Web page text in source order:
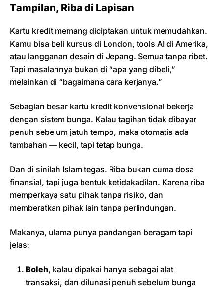
Tampilan, Riba di Lapisan
Kartu kredit memang diciptakan untuk memudahkan.
Kamu bisa beli kursus di London, tools AI di Amerika,
atau langganan desain di Jepang. Semua tanpa ribet.
Tapi masalahnya bukan di “apa yang dibeli,”
melainkan di “bagaimana cara kerjanya.”
Sebagian besar kartu kredit konvensional bekerja
dengan sistem bunga. Kalau tagihan tidak dibayar
penuh sebelum jatuh tempo, maka otomatis ada
tambahan — kecil, tapi tetap bunga.
Dan di sinilah Islam tegas. Riba bukan cuma dosa
finansial, tapi juga bentuk ketidakadilan. Karena riba
memperkaya satu pihak tanpa risiko, dan
memberatkan pihak lain tanpa perlindungan.
Makanya, ulama punya pandangan beragam tapi
jelas:
Boleh, kalau dipakai hanya sebagai alat
transaksi, dan dilunasi penuh sebelum bunga